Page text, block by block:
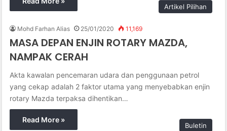
Artikel Pilihan
Mohd Farhan Alias 25/01/2020 11,169
MASA DEPAN ENJIN ROTARY MAZDA,
NAMPAK CERAH
Akta kawalan pencemaran udara dan penggunaan petrol
yang cekap adalah 2 faktor utama yang menyebabkan enjin
rotary Mazda terpaksa dihentikan…
Read More »
Buletin